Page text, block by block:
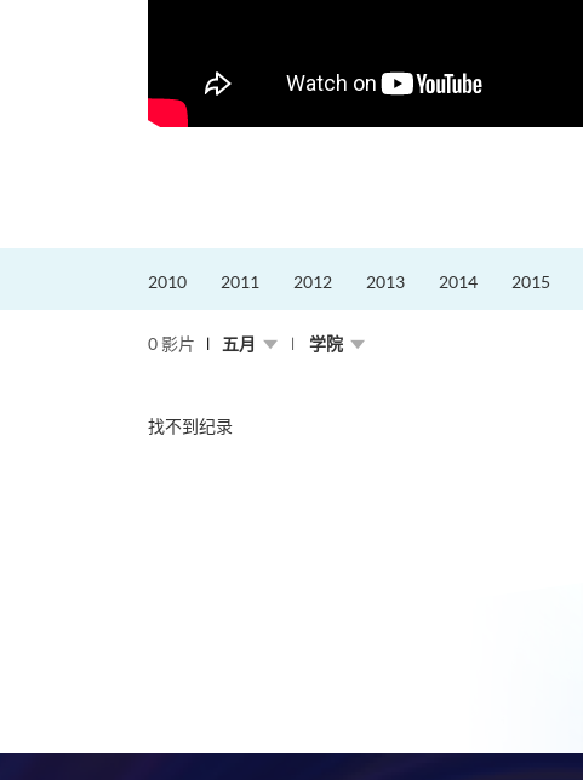
2010 2011 2012 2013 2014 2015
0 影片 五月 学院
找不到纪录